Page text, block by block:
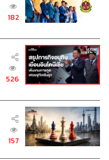
182
526
157